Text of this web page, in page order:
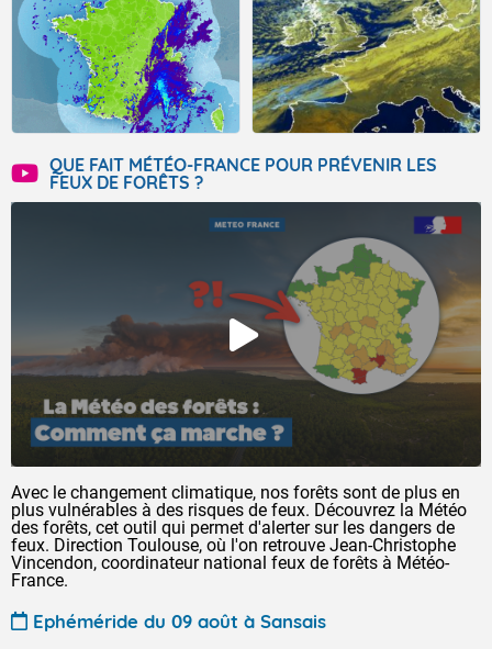
QUE FAIT MÉTÉO-FRANCE POUR PRÉVENIR LES
FEUX DE FORÊTS ?
Avec le changement climatique, nos forêts sont de plus en
plus vulnérables à des risques de feux. Découvrez la Météo
des forêts, cet outil qui permet d'alerter sur les dangers de
feux. Direction Toulouse, où l'on retrouve Jean-Christophe
Vincendon, coordinateur national feux de forêts à Météo-
France.
Ephéméride du 09 août à Sansais